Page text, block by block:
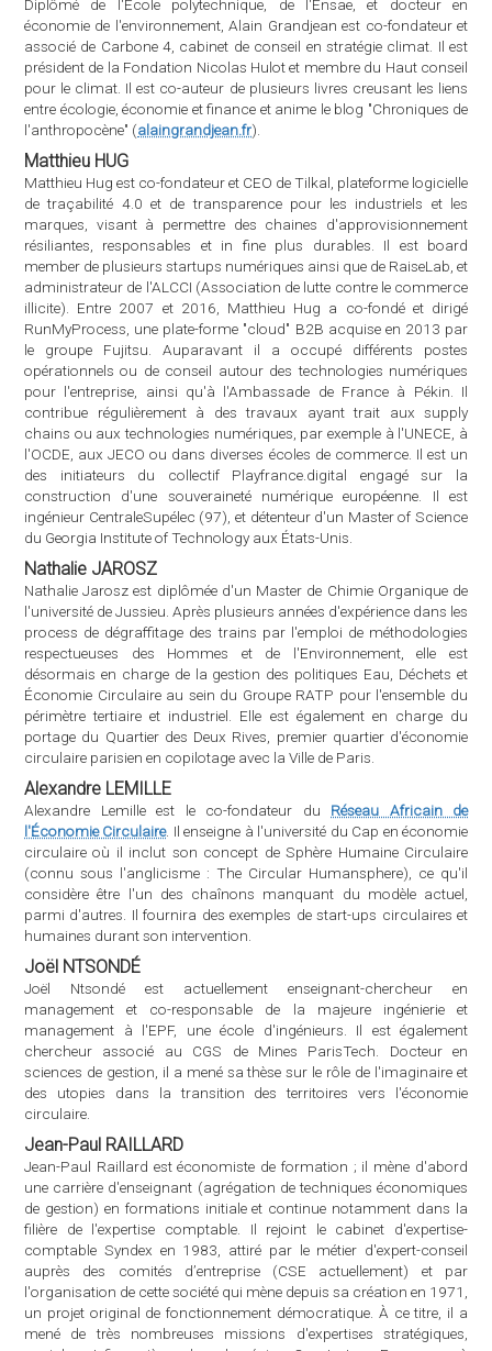
administrateur de l'ALCCI (Association de lutte contre le commerce
illicite). Entre 2007 et 2016, Matthieu Hug a co-fondé et dirigé
RunMyProcess, une plate-forme "cloud" B2B acquise en 2013 par
le groupe Fujitsu. Auparavant il a occupé différents postes
opérationnels ou de conseil autour des technologies numériques
pour l'entreprise, ainsi qu'à l'Ambassade de France à Pékin. Il
contribue régulièrement à des travaux ayant trait aux supply
chains ou aux technologies numériques, par exemple à l'UNECE, à
l'OCDE, aux JECO ou dans diverses écoles de commerce. Il est un
des initiateurs du collectif Playfrance.digital engagé sur la
construction d'une souveraineté numérique européenne. Il est
ingénieur CentraleSupélec (97), et détenteur d'un Master of Science
du Georgia Institute of Technology aux États-Unis.
Nathalie JAROSZ
Nathalie Jarosz est diplômée d'un Master de Chimie Organique de
l'université de Jussieu. Après plusieurs années d'expérience dans les
process de dégraffitage des trains par l'emploi de méthodologies
respectueuses des Hommes et de l'Environnement, elle est
désormais en charge de la gestion des politiques Eau, Déchets et
Économie Circulaire au sein du Groupe RATP pour l'ensemble du
périmètre tertiaire et industriel. Elle est également en charge du
portage du Quartier des Deux Rives, premier quartier d'économie
circulaire parisien en copilotage avec la Ville de Paris.
Alexandre LEMILLE
Alexandre Lemille est le co-fondateur duRéseau Africain de
circulaire où il inclut son concept de Sphère Humaine Circulaire
(connu sous l'anglicisme : The Circular Humansphere), ce qu'il
considère être l'un des chaînons manquant du modèle actuel,
parmi d'autres. Il fournira des exemples de start-ups circulaires et
humaines durant son intervention.
Joël NTSONDÉ
Joël Ntsondé est actuellement enseignant-chercheur en
management et co-responsable de la majeure ingénierie et
management à l'EPF, une école d'ingénieurs. Il est également
sciences de gestion, il a mené sa thèse sur le rôle de l'imaginaire et
des utopies dans la transition des territoires vers l'économie
circulaire.
Jean-Paul RAILLARD
Jean-Paul Raillard est économiste de formation ; il mène d'abord
une carrière d'enseignant (agrégation de techniques économiques
de gestion) en formations initiale et continue notamment dans la
filière de l'expertise comptable. Il rejoint le cabinet d'expertise-
comptable Syndex en 1983, attiré par le métier d'expert-conseil
auprès des comités d’entreprise (CSE actuellement) et par
l'organisation de cette société qui mène depuis sa création en 1971,
un projet original de fonctionnement démocratique. À ce titre, il a
mené de très nombreuses missions d'expertises stratégiques,
sociales et financières dans la région Ouest et en France ou à
l'étranger dans de nombreux secteurs d'activité. Il a été responsable
régional Pays-de-la-Loire/Poitou-Charentes du cabinet entre 2001
et 2007 puis directeur général de Syndex entre 2008 et 2014. Il a
mené avec les autres instances de l'entreprise, la transformation de
Syndex en SCOP en décembre 2011. En charge de la représentation
externe, il a participé, à ce titre, à de nombreux colloques et écrit un
grand nombre d'articles sur des sujets touchant notamment au
fonctionnement coopératif, au dialogue social, et aux politiques de
Responsabilité Sociale de l'Entreprise et de développement durable.
Au terme de son mandat de directeur général de Syndex, Jean-Paul
Raillard est devenu membre de la Plateforme nationale RSE où il
représente la Confédération Générale des SCOP. Il a notamment